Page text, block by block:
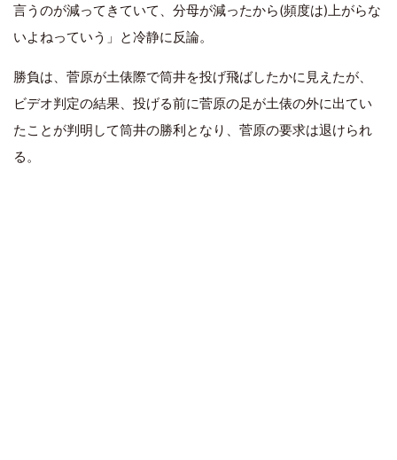
言うのが減ってきていて、分母が減ったから(頻度は)上がらな
いよねっていう」と冷静に反論。
勝負は、菅原が土俵際で筒井を投げ飛ばしたかに見えたが、
ビデオ判定の結果、投げる前に菅原の足が土俵の外に出てい
たことが判明して筒井の勝利となり、菅原の要求は退けられ
る。